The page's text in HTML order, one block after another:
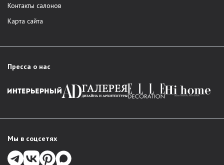
модули, мебельные комбинации для зонирования
пространства.
места отдыха и хранения вещей.
Контакты салонов
Карта сайта
Пресса о нас
Мы в соцсетях